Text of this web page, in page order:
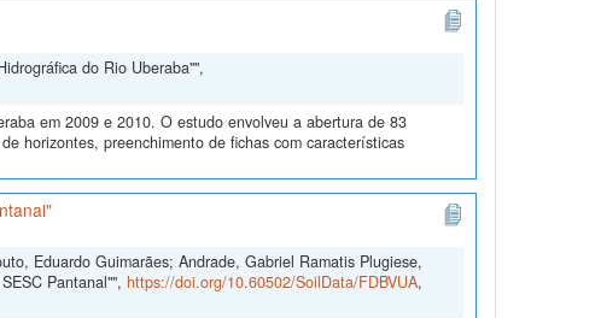
do Rio Uberaba"",
em 2009 e 2010. O estudo envolveu a abertura de 83
horizontes, preenchimento de fichas com características
Eduardo Guimarães; Andrade, Gabriel Ramatis Plugiese,
Pantanal"", https://doi.org/10.60502/SoilData/FDBVUA,